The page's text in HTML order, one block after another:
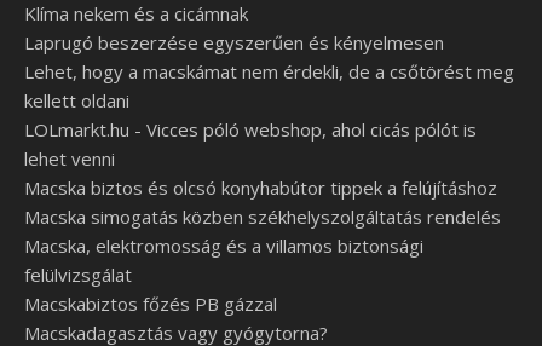
Klíma nekem és a cicámnak
Laprugó beszerzése egyszerűen és kényelmesen
Lehet, hogy a macskámat nem érdekli, de a csőtörést meg
kellett oldani
LOLmarkt.hu - Vicces póló webshop, ahol cicás pólót is
lehet venni
Macska biztos és olcsó konyhabútor tippek a felújításhoz
Macska simogatás közben székhelyszolgáltatás rendelés
Macska, elektromosság és a villamos biztonsági
felülvizsgálat
Macskabiztos főzés PB gázzal
Macskadagasztás vagy gyógytorna?